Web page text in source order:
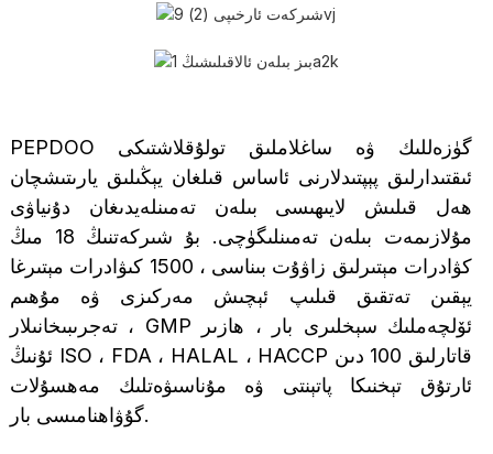
PEPDOO گۈزەللىك ۋە ساغلاملىق تولۇقلاشتىكى
ئىقتىدارلىق پېپتىدلارنى ئاساس قىلغان يېڭىلىق يارىتىشچان
ھەل قىلىش لايىھىسى بىلەن تەمىنلەيدىغان دۇنياۋى
مۇلازىمەت بىلەن تەمىنلىگۈچى. بۇ شىركەتنىڭ 18 مىڭ
كۋادرات مېتىرلىق زاۋۇت بىناسى ، 1500 كىۋادرات مېتىرغا
يېقىن تەتقىق قىلىپ ئېچىش مەركىزى ۋە مۇھىم
تەجرىبىخانىلار ، GMP ئۆلچەملىك سېخلىرى بار ، ھازىر
ئۇنىڭ ISO ، FDA ، HALAL ، HACCP قاتارلىق 100 دىن
ئارتۇق تېخنىكا پاتېنتى ۋە مۇناسىۋەتلىك مەھسۇلات
گۇۋاھنامىسى بار.